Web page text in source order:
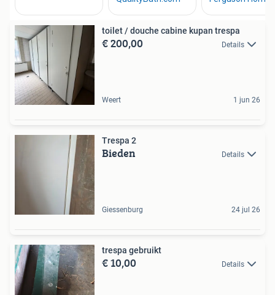
toilet / douche cabine kupan trespa
€ 200,00 Details
Weert 1 jun 26
Trespa 2
Bieden Details
Giessenburg 24 jul 26
trespa gebruikt
€ 10,00 Details